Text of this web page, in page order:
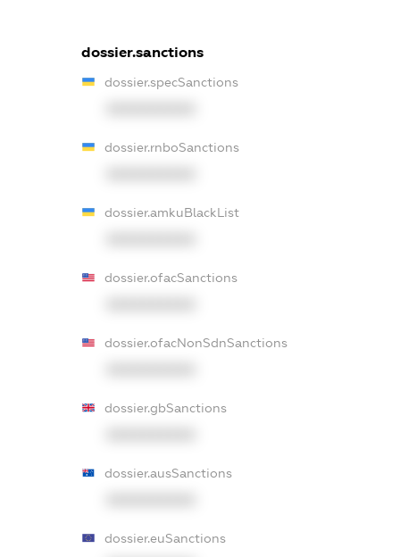
dossier.sanctions
dossier.specSanctions
dossier.rnboSanctions
dossier.amkuBlackList
dossier.ofacSanctions
dossier.ofacNonSdnSanctions
dossier.gbSanctions
dossier.ausSanctions
dossier.euSanctions